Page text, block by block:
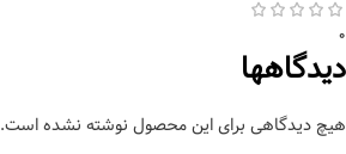
0
دیدگاهها
هیچ دیدگاهی برای این محصول نوشته نشده است.